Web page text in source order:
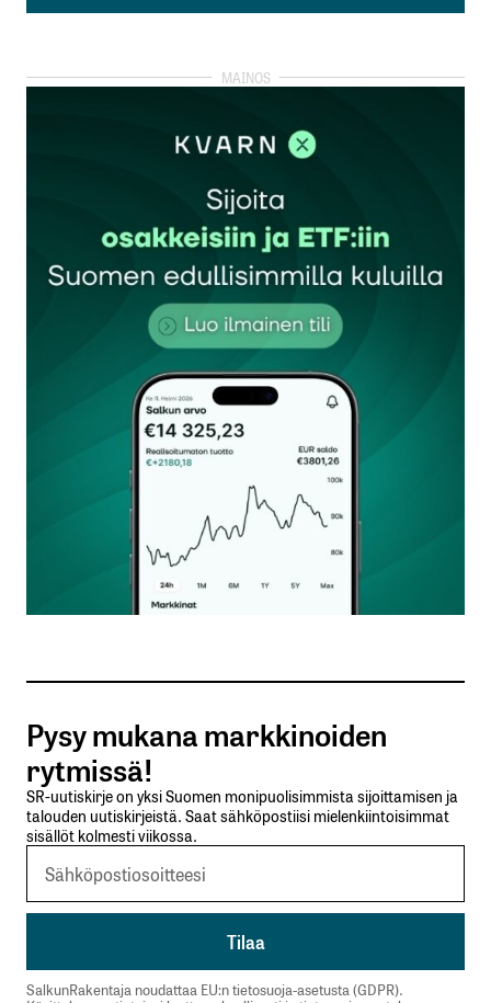
Lisää kommentti
kirjautua
rekisteröityä
Sähköpostiosoitettasi ei julkaista.Pakolliset
kentät on merkitty*
Kommentti*
Nimesi tai nimimerkkisi
Sähköpostiosoitteesi
Tilaa SalkunRakentajan uutiskirje
Lähetä kommentti
Pysy mukana markkinoiden
rytmissä!
SR-uutiskirje on yksi Suomen monipuolisimmista sijoittamisen ja
talouden uutiskirjeistä. Saat sähköpostiisi mielenkiintoisimmat
sisällöt kolmesti viikossa.
SalkunRakentaja noudattaa EU:n tietosuoja-asetusta (GDPR).